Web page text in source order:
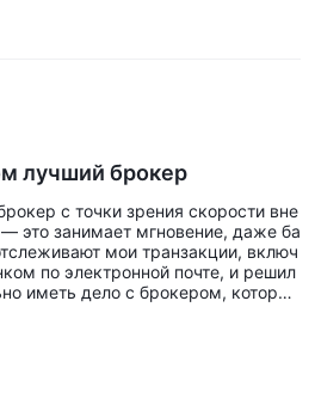
лучший брокер
с точки зрения скорости вне
это занимает мгновение, даже ба
мои транзакции, включ
по электронной почте, и решил
иметь дело с брокером, который